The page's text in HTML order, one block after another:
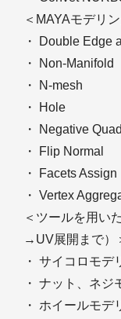
＜MAYAモデリ
・ Double Edge
・ Non-Manifold
・ N-mesh
・ Hole
・ Negative
・ Flip Normal
・ Facets Assign
・ Vertex
＜ツールを用い
→UV展開まで）
・ サイコロモデ
・ ナット、ネジ
・ ホイールモデ